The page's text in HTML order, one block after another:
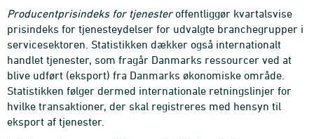
Producentprisindeks for tjenesteroffentliggør kvartalsvise
prisindeks for tjenesteydelser for udvalgte branchegrupper i
servicesektoren. Statistikken dækker også internationalt
handlet tjenester, som fragår Danmarks ressourcer ved at
blive udført (eksport) fra Danmarks økonomiske område.
Statistikken følger dermed internationale retningslinjer for
hvilke transaktioner, der skal registreres med hensyn til
eksport af tjenester.